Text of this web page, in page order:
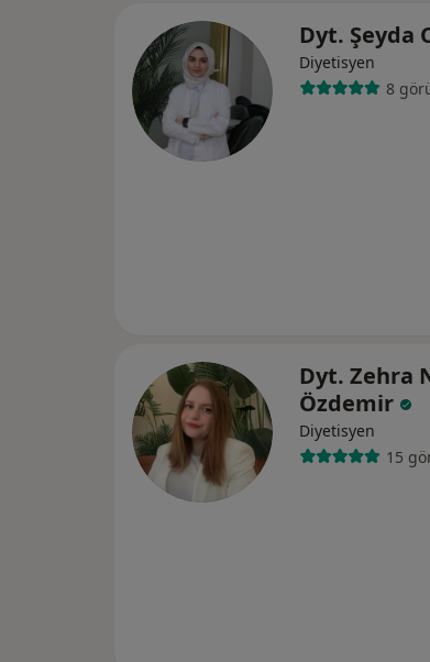
Dyt. Şeyda
Diyetisyen
8
Dyt. Zehra
Özdemir
Diyetisyen
15